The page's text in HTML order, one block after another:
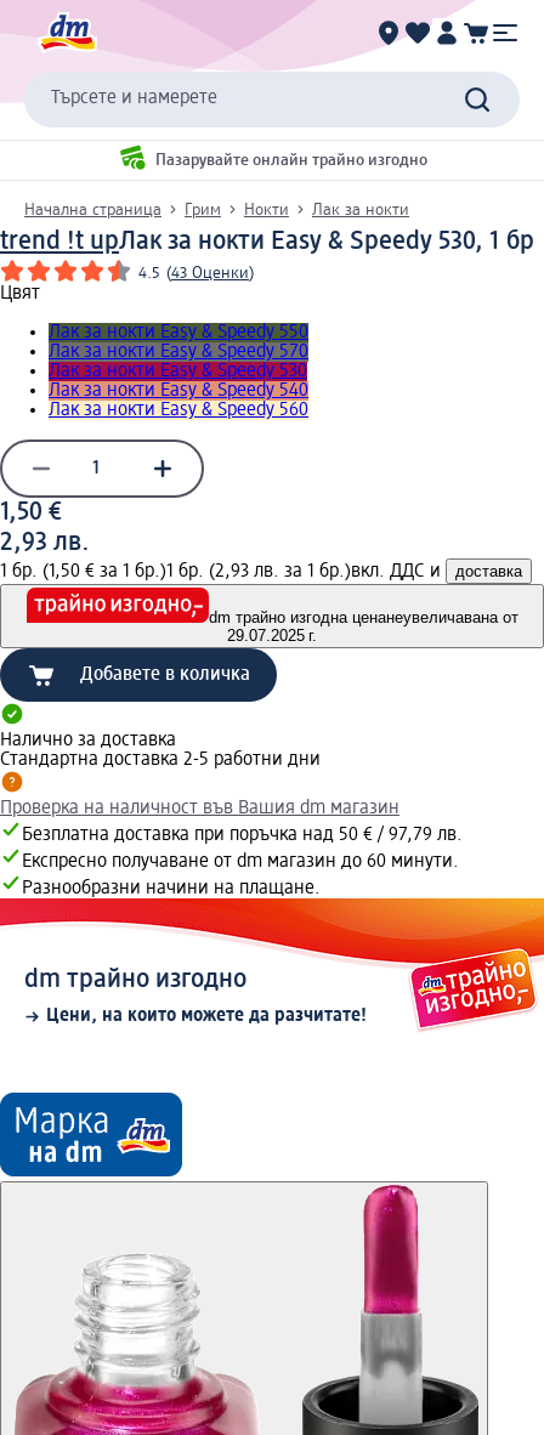
Търсете и намерете
Пазарувайте онлайн трайно изгодно
Начална страница Грим Нокти Лак за нокти
trend !t upЛак за нокти Easy & Speedy 530, 1 бр
4.5 (43 Оценки)
Цвят
Лак за нокти Easy & Speedy 550
Лак за нокти Easy & Speedy 570
Лак за нокти Easy & Speedy 530
Лак за нокти Easy & Speedy 540
Лак за нокти Easy & Speedy 560
1,50 €
2,93 лв.
1 бр. (1,50 € за 1 бр.)1 бр. (2,93 лв. за 1 бр.)вкл. ДДС и доставка
dm трайно изгодна ценанеувеличавана от
29.07.2025 г.
Добавете в количка
Налично за доставка
Стандартна доставка 2-5 работни дни
Проверка на наличност във Вашия dm магазин
Безплатна доставка при поръчка над 50 € / 97,79 лв.
Експресно получаване от dm магазин до 60 минути.
Разнообразни начини на плащане.
dm трайно изгодно
Цени, на които можете да разчитате!